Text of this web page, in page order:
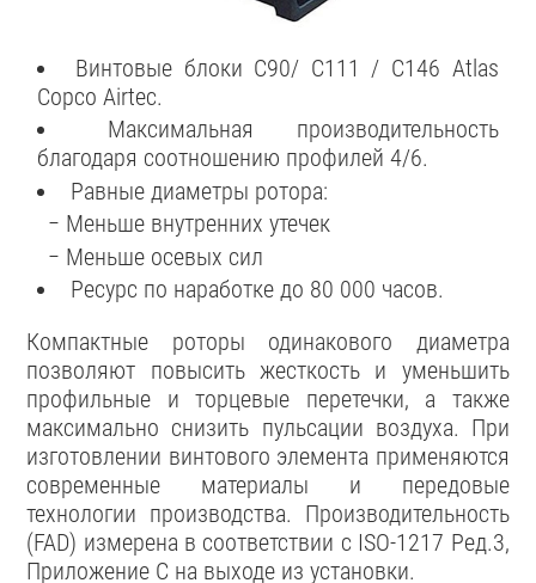
Винтовые блоки C90/ C111 / C146 Atlas
Copco Airtec.
Максимальная производительность
благодаря соотношению профилей 4/6.
Равные диаметры ротора:
− Меньше внутренних утечек
− Меньше осевых сил
Ресурс по наработке до 80 000 часов.
Компактные роторы одинакового диаметра
позволяют повысить жесткость и уменьшить
профильные и торцевые перетечки, а также
максимально снизить пульсации воздуха. При
изготовлении винтового элемента применяются
современные материалы и передовые
технологии производства. Производительность
(FAD) измерена в соответствии с ISO-1217 Ред.3,
Приложение C на выходе из установки.